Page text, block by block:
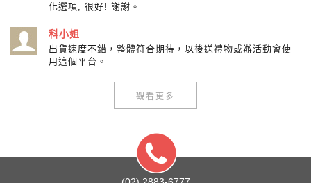
化選項, 很好! 謝謝。
科小姐
出貨速度不錯，整體符合期待，以後送禮物或辦活動會使
用這個平台。
觀看更多